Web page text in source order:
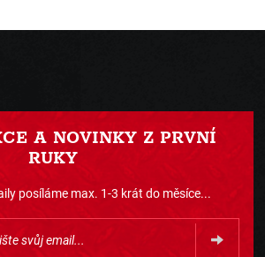
A NOVINKY Z PRVNÍ
RUKY
posíláme max. 1-3 krát do měsíce...